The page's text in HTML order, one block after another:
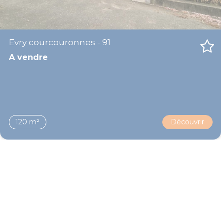
Evry courcouronnes - 91
A vendre
120 m² Découvrir